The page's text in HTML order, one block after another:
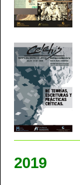
2019